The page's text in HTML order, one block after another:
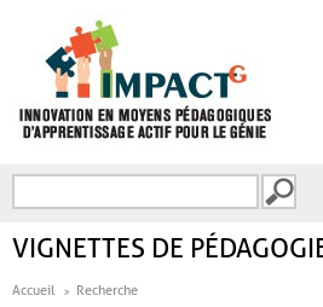
FORMULAIRE DE
VIGNETTES DE
Accueil Recherche